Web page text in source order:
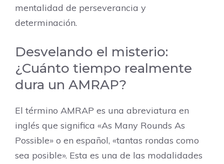
mentalidad de perseverancia y
determinación.
Desvelando el misterio:
¿Cuánto tiempo realmente
dura un AMRAP?
El término AMRAP es una abreviatura en
inglés que significa «As Many Rounds As
Possible» o en español, «tantas rondas como
sea posible». Esta es una de las modalidades